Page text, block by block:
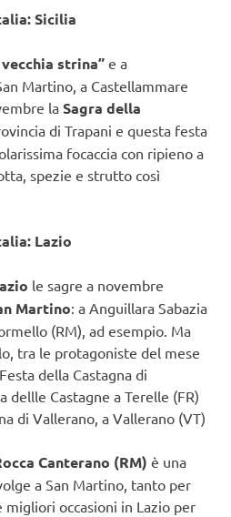
Sicilia
vecchia strina”e a
Martino, a Castellammare
laSagra della
di Trapani e questa festa
focaccia con ripieno a
spezie e strutto così
Lazio
le sagre a novembre
Martino: a Anguillara Sabazia
(RM), ad esempio. Ma
tra le protagoniste del mese
della Castagna di
dellle Castagne a Terelle (FR)
di Vallerano, a Vallerano (VT)
Canterano (RM) è una
a San Martino, tanto per
migliori occasioni in Lazio per